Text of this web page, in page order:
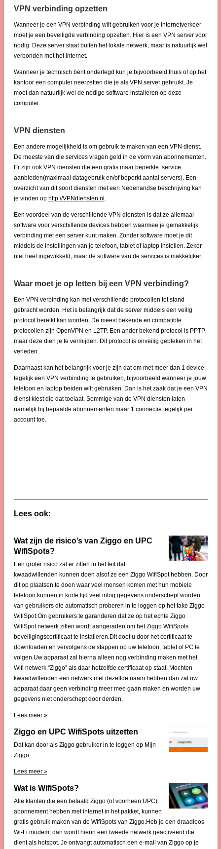
VPN verbinding opzetten
Wanneer je een VPN verbinding wilt gebruiken voor je internetverkeer
moet je een beveiligde verbinding opzetten. Hier is een VPN server voor
nodig. Deze server staat buiten het lokale netwerk, maar is natuurlijk wel
verbonden met het internet.
Wanneer je technisch bent onderlegd kun je bijvoorbeeld thuis of op het
kantoor een computer neerzetten die je als VPN server gebruikt. Je
moet dan natuurlijk wel de nodige software installeren op deze
computer.
VPN diensten
Een andere mogelijkheid is om gebruik te maken van een VPN dienst.
De meeste van die services vragen geld in de vorm van abonnementen.
Er zijn ook VPN diensten die een gratis maar beperkte service
aanbieden(maximaal datagebruik en/of beperkt aantal servers). Een
overzicht van dit soort diensten met een Nederlandse beschrijving kan
je vinden op http://VPNdiensten.nl
Een voordeel van de verschillende VPN diensten is dat ze allemaal
software voor verschillende devices hebben waarmee je gemakkelijk
verbinding met een server kunt maken. Zonder software moet je dit
middels de instellingen van je telefoon, tablet of laptop instellen. Zeker
niet heel ingewikkeld, maar de software van de services is makkelijker.
Waar moet je op letten bij een VPN verbinding?
Een VPN verbinding kan met verschillende protocollen tot stand
gebracht worden. Het is belangrijk dat de server middels een veilig
protocol bereikt kan worden. De meest bekende en compatible
protocollen zijn OpenVPN en L2TP. Een ander bekend protocol is PPTP,
maar deze dien je te vermijden. Dit protocol is onveilig gebleken in het
verleden.
Daarnaast kan het belangrijk voor je zijn dat om met meer dan 1 device
tegelijk een VPN verbinding te gebruiken, bijvoorbeeld wanneer je jouw
telefoon en laptop beiden wilt gebruiken. Dan is het zaak dat je een VPN
dienst kiest die dat toelaat. Sommige van de VPN diensten laten
namelijk bij bepaalde abonnementen maar 1 connectie tegelijk per
account toe.
Lees ook:
Wat zijn de risico’s van Ziggo en UPC
WifiSpots?
Een groter risico zal er zitten in het feit dat
kwaadwillenden kunnen doen alsof ze een Ziggo WifiSpot hebben. Door
dit op plaatsen te doen waar veel mensen komen met hun mobiele
telefoon kunnen in korte tijd veel inlog gegevens onderschept worden
van gebruikers die automatisch proberen in te loggen op het fake Ziggo
WifiSpot.Om gebruikers te garanderen dat ze op het echte Ziggo
WifiSpot netwerk zitten wordt aangeraden om het Ziggo WifiSpots
beveiligingscertificaat te installeren.Dit doet u door het certificaat te
downloaden en vervolgens de stappen op uw telefoon, tablet of PC te
volgen.Uw apparaat zal hierna alleen nog verbinding maken met het
Wifi netwerk “Ziggo” als daar hetzelfde certificaat op staat. Mochten
kwaadwillenden een netwerk met dezelfde naam hebben dan zal uw
apparaat daar geen verbinding meer mee gaan maken en worden uw
gegevens niet onderschept door derden.
Lees meer »
Ziggo en UPC WifiSpots uitzetten
Dat kan door als Ziggo gebruiker in te loggen op Mijn
Ziggo.
Lees meer »
Wat is WifiSpots?
Alle klanten die een betaald Ziggo (of voorheen UPC)
abonnement hebben met internet in het pakket, kunnen
gratis gebruik maken van de WifiSpots van Ziggo.Heb je een draadloos
Wi-Fi modem, dan wordt hierin een tweede netwerk geactiveerd die
dient als hotspot. Je ontvangt automatisch een e-mail van Ziggo op je